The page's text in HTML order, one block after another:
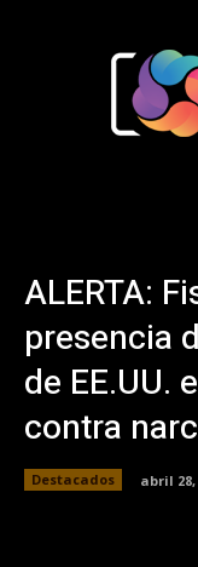
ALERTA:
presencia
de EE.UU.
contra
Destacados abril 28,